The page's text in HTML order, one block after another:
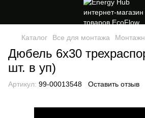
Каталог Все для монтажа
Дюбель 6х30
шт. в уп)
Артикул: 99-00013548 Оставить отзыв